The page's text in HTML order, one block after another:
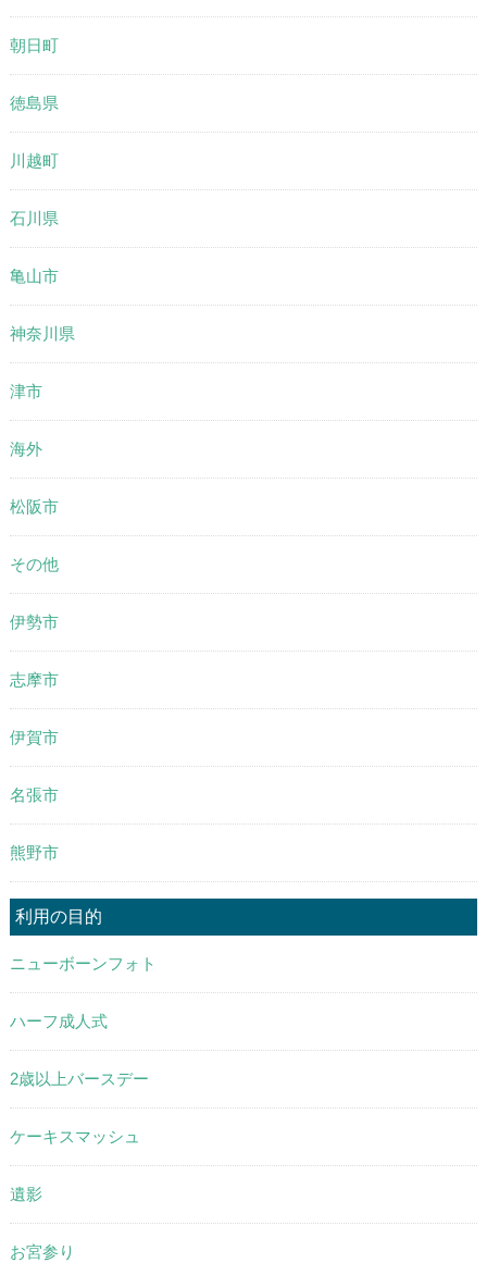
朝日町
徳島県
川越町
石川県
亀山市
神奈川県
津市
海外
松阪市
その他
伊勢市
志摩市
伊賀市
名張市
熊野市
利用の目的
ニューボーンフォト
ハーフ成人式
2歳以上バースデー
ケーキスマッシュ
遺影
お宮参り